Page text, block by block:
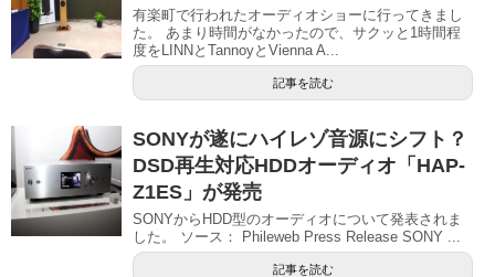
有楽町で行われたオーディオショーに行ってきまし
た。 あまり時間がなかったので、サクッと1時間程
度をLINNとTannoyとVienna A...
記事を読む
SONYが遂にハイレゾ音源にシフト？
DSD再生対応HDDオーディオ「HAP-
Z1ES」が発売
SONYからHDD型のオーディオについて発表されま
した。 ソース： Phileweb Press Release SONY ...
記事を読む